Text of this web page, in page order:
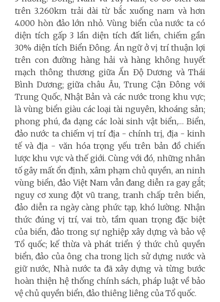
trên 3.260km trải dài từ bắc xuống nam và hơn
4.000 hòn đảo lớn nhỏ. Vùng biển của nước ta có
diện tích gấp 3 lần diện tích đất liền, chiếm gần
30% diện tích Biển Đông. Án ngữ ở vị trí thuận lợi
trên con đường hàng hải và hàng không huyết
mạch thông thương giữa Ấn Độ Dương và Thái
Bình Dương; giữa châu Âu, Trung Cận Đông với
Trung Quốc, Nhật Bản và các nước trong khu vực;
là vùng biển giàu các loại tài nguyên, khoáng sản;
phong phú, đa dạng các loài sinh vật biển,… Biển,
đảo nước ta chiếm vị trí địa - chính trị, địa - kinh
tế và địa - văn hóa trọng yếu trên bản đồ chiến
lược khu vực và thế giới. Cùng với đó, những nhân
tố gây mất ổn định, xâm phạm chủ quyền, an ninh
vùng biển, đảo Việt Nam vẫn đang diễn ra gay gắt;
nguy cơ xung đột vũ trang, tranh chấp trên biển,
đảo diễn ra ngày càng phức tạp, khó lường. Nhận
thức đúng vị trí, vai trò, tầm quan trọng đặc biệt
của biển, đảo trong sự nghiệp xây dựng và bảo vệ
Tổ quốc; kế thừa và phát triển ý thức chủ quyền
biển, đảo của ông cha trong lịch sử dựng nước và
giữ nước, Nhà nước ta đã xây dựng và từng bước
hoàn thiện hệ thống chính sách, pháp luật về bảo
vệ chủ quyền biển, đảo thiêng liêng của Tổ quốc.